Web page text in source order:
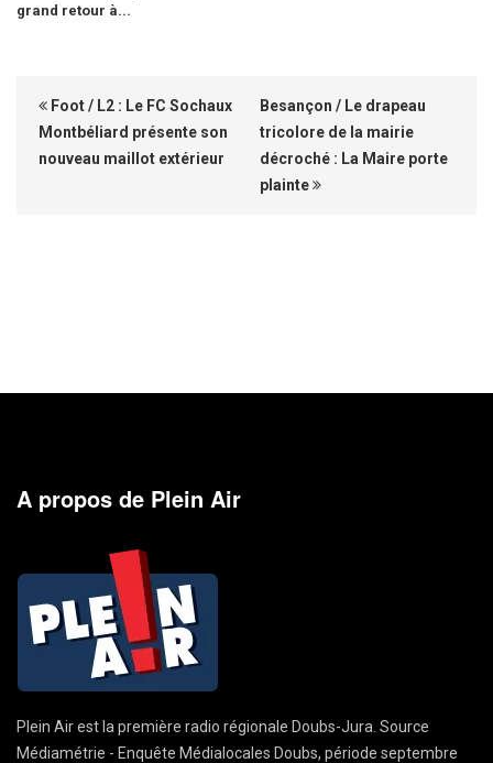
grand retour à...
Foot / L2 : Le FC Sochaux
Montbéliard présente son
nouveau maillot extérieur
Besançon / Le drapeau
tricolore de la mairie
décroché : La Maire porte
plainte
A propos de Plein Air
Plein Air est la première radio régionale Doubs-Jura. Source
Médiamétrie - Enquête Médialocales Doubs, période septembre